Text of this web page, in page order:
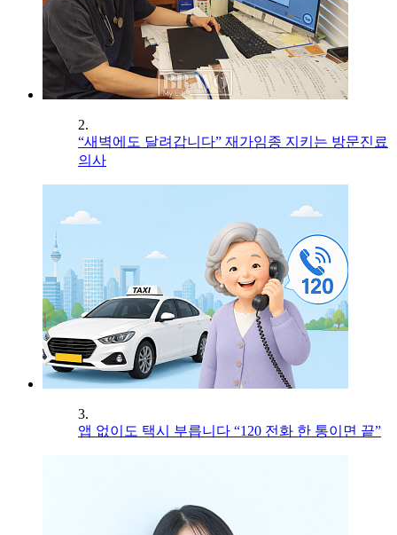
2.
“새벽에도 달려갑니다” 재가임종 지키는 방문진료
의사
3.
앱 없이도 택시 부릅니다 “120 전화 한 통이면 끝”